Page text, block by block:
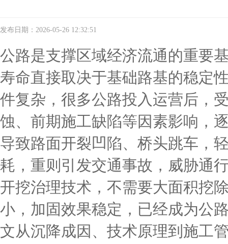
发布日期：2026-05-26 12:32:51
公路是支撑区域经济流通的重要
寿命直接取决于基础路基的稳定
件复杂，很多公路投入运营后，
蚀、前期施工缺陷等因素影响，
导致路面开裂凹陷、桥头跳车，
耗，重则引发交通事故，威胁通
开挖治理技术，不需要大面积挖
小，加固效果稳定，已经成为公
文从沉降成因、技术原理到施工